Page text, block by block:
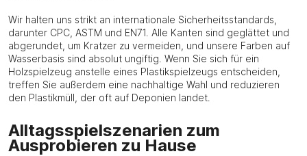
Wir halten uns strikt an internationale Sicherheitsstandards,
darunter CPC, ASTM und EN71. Alle Kanten sind geglättet und
abgerundet, um Kratzer zu vermeiden, und unsere Farben auf
Wasserbasis sind absolut ungiftig. Wenn Sie sich für ein
Holzspielzeug anstelle eines Plastikspielzeugs entscheiden,
treffen Sie außerdem eine nachhaltige Wahl und reduzieren
den Plastikmüll, der oft auf Deponien landet.
Alltagsspielszenarien zum
Ausprobieren zu Hause